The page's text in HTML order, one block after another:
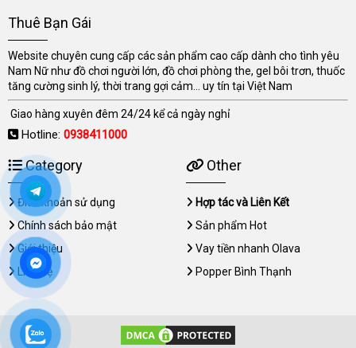
Thuê Bạn Gái
Website chuyên cung cấp các sản phẩm cao cấp dành cho tình yêu
Nam Nữ như đồ chơi người lớn, đồ chơi phòng the, gel bôi trơn, thuốc
tăng cường sinh lý, thời trang gợi cảm... uy tín tại Việt Nam
Giao hàng xuyên đêm 24/24 kể cả ngày nghỉ
Hotline: 0938411000
Category
Điều khoản sử dụng
Chính sách bảo mật
Giới thiệu
Liên hệ
Other
Hợp tác và Liên Kết
Sản phẩm Hot
Vay tiền nhanh Olava
Popper Bình Thạnh